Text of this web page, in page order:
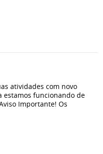
atividades com novo
estamos funcionando de
Importante! Os